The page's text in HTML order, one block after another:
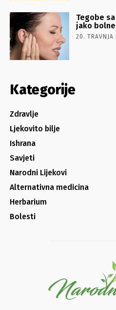
Tegobe
jako
20. TRAVNJA
Kategorije
Zdravlje
Ljekovito bilje
Ishrana
Savjeti
Narodni Lijekovi
Alternativna medicina
Herbarium
Bolesti